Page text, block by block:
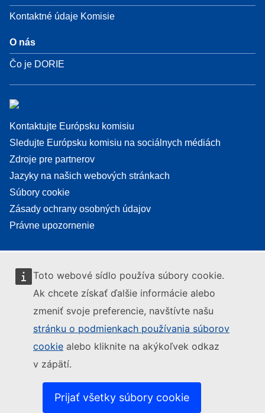
Toto webové sídlo používa súbory cookie.
Ak chcete získať ďalšie informácie alebo
zmeniť svoje preferencie, navštívte našu
stránku o podmienkach používania súborov
cookie alebo kliknite na akýkoľvek odkaz
v zápätí.
Prijať všetky súbory cookie
Kontaktné údaje Komisie
O nás
Čo je DORIE
Kontaktujte Európsku komisiu
Sledujte Európsku komisiu na sociálnych médiách
Zdroje pre partnerov
Jazyky na našich webových stránkach
Súbory cookie
Zásady ochrany osobných údajov
Právne upozornenie